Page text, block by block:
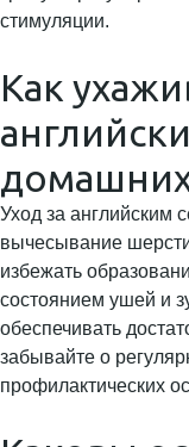
стимуляции.
Как
домашних
Уход за английским
вычесывание
избежать
состоянием ушей и
обеспечивать
забывайте о
профилактических